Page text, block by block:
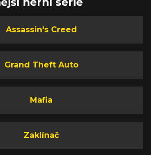
Assassin's Creed
Grand Theft Auto
Mafia
Zaklínač